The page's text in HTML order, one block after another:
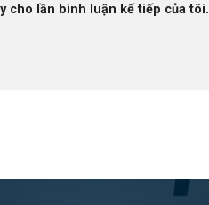
cho lần bình luận kế tiếp của tôi.